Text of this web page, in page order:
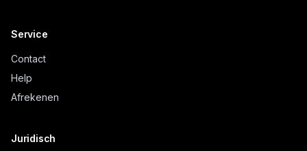
Service
Contact
Help
Afrekenen
Juridisch